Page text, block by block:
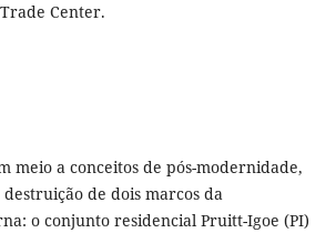
Center.
meio a conceitos de pós-modernidade,
destruição de dois marcos da
o conjunto residencial Pruitt-Igoe (PI)